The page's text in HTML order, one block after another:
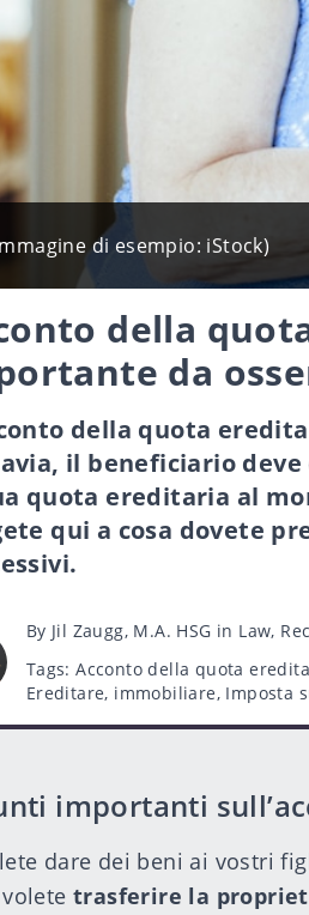
di esempio: iStock)
della
da
della quota
il beneficiario
quota ereditaria al
qui a cosa dovete
Post
By Jil Zaugg, M.A. HSG in Law,
Tags
Tags:Acconto della quota
Ereditare, immobiliare, Imposta
importanti
dare dei beni ai vostri
volete trasferire la